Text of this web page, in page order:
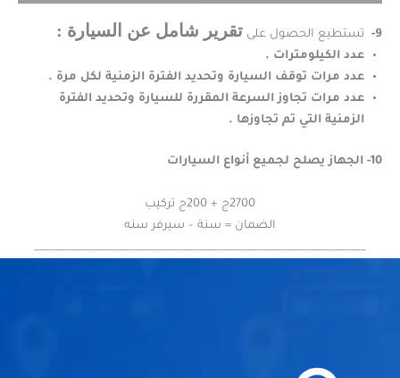
9- تستطيع الحصول على تقرير شامل عن السيارة :
عدد الكيلومترات .
عدد مرات توقف السيارة وتحديد الفترة الزمنية لكل مرة .
عدد مرات تجاوز السرعة المقررة للسيارة وتحديد الفترة
الزمنية التي تم تجاوزها .
10- الجهاز يصلح لجميع أنواع السيارات
2700ج + 200ج تركيب
الضمان = سنة – سيرفر سنه
______________________________________________________________